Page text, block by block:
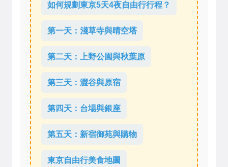
如何規劃東京5天4夜自由行行程？
第一天：淺草寺與晴空塔
第二天：上野公園與秋葉原
第三天：澀谷與原宿
第四天：台場與銀座
第五天：新宿御苑與購物
東京自由行美食地圖